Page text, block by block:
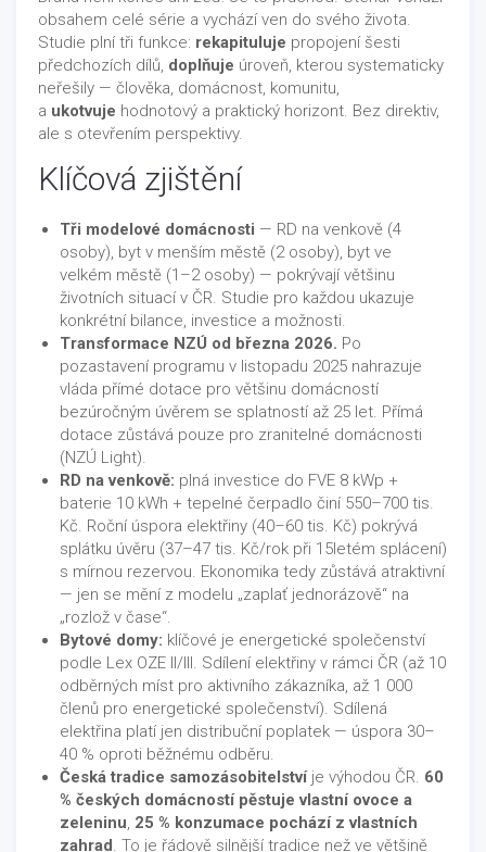
obsahem celé série a vychází ven do svého života.
Studie plní tři funkce: rekapituluje propojení šesti
předchozích dílů, doplňuje úroveň, kterou systematicky
neřešily — člověka, domácnost, komunitu,
a ukotvuje hodnotový a praktický horizont. Bez direktiv,
ale s otevřením perspektivy.
Klíčová zjištění
Tři modelové domácnosti — RD na venkově (4
osoby), byt v menším městě (2 osoby), byt ve
velkém městě (1–2 osoby) — pokrývají většinu
životních situací v ČR. Studie pro každou ukazuje
konkrétní bilance, investice a možnosti.
Transformace NZÚ od března 2026. Po
pozastavení programu v listopadu 2025 nahrazuje
vláda přímé dotace pro většinu domácností
bezúročným úvěrem se splatností až 25 let. Přímá
dotace zůstává pouze pro zranitelné domácnosti
(NZÚ Light).
RD na venkově: plná investice do FVE 8 kWp +
baterie 10 kWh + tepelné čerpadlo činí 550–700 tis.
Kč. Roční úspora elektřiny (40–60 tis. Kč) pokrývá
splátku úvěru (37–47 tis. Kč/rok při 15letém splácení)
s mírnou rezervou. Ekonomika tedy zůstává atraktivní
— jen se mění z modelu „zaplať jednorázově“ na
„rozlož v čase“.
Bytové domy: klíčové je energetické společenství
podle Lex OZE II/III. Sdílení elektřiny v rámci ČR (až 10
odběrných míst pro aktivního zákazníka, až 1 000
členů pro energetické společenství). Sdílená
elektřina platí jen distribuční poplatek — úspora 30–
40 % oproti běžnému odběru.
Česká tradice samozásobitelstvíje výhodou ČR. 60
% českých domácností pěstuje vlastní ovoce a
zeleninu, 25 % konzumace pochází z vlastních
zahrad. To je řádově silnější tradice než ve většině